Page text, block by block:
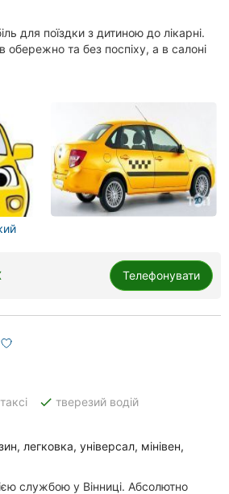
для поїздки з дитиною до лікарні.
обережно та без поспіху, а в салоні
Телефонувати
done тверезий водій
легковка, універсал, мінівен,
службою у Вінниці. Абсолютно